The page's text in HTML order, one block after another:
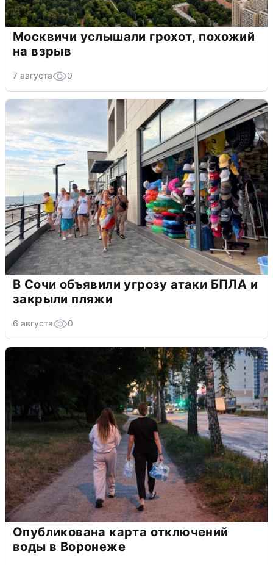
Москвичи услышали грохот, похожий
на взрыв
7 августа 0
В Сочи объявили угрозу атаки БПЛА и
закрыли пляжи
6 августа 0
Опубликована карта отключений
воды в Воронеже